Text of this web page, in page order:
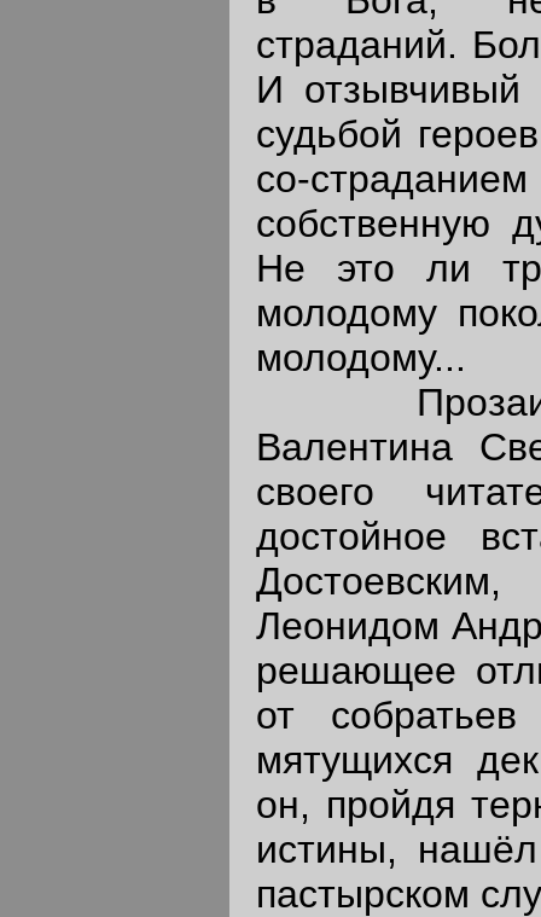
страданий.
И отзывчивый
судьбой
со-
собственную
Не это ли
молодому
молодому...
Валентина
своего
достойное
Леонидом
решающее
от
мятущихся
он, пройдя
истины,
пастырском